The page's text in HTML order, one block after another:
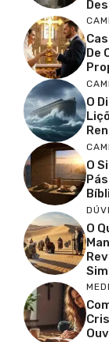
De
O
O
O